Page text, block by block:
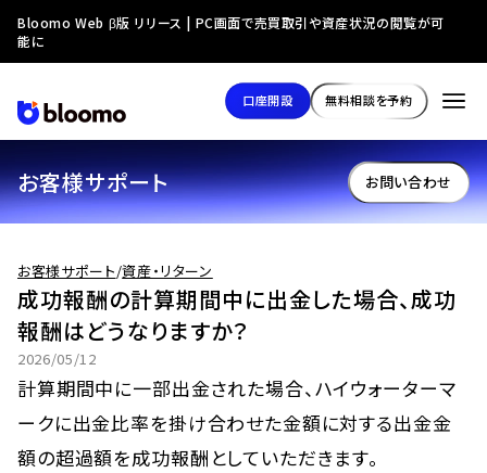
お客様サポート お問い合わせ
お客様サポート/資産・リターン
成功報酬の計算期間中に出金した場合、成功
報酬はどうなりますか？
2026/05/12
計算期間中に一部出金された場合、ハイウォーターマ
ークに出金比率を掛け合わせた金額に対する出金金
額の超過額を成功報酬としていただきます。
Bloomo Web β版 リリース | PC画面で売買取引や資産状況の閲覧が可
能に
口座開設 無料相談を予約